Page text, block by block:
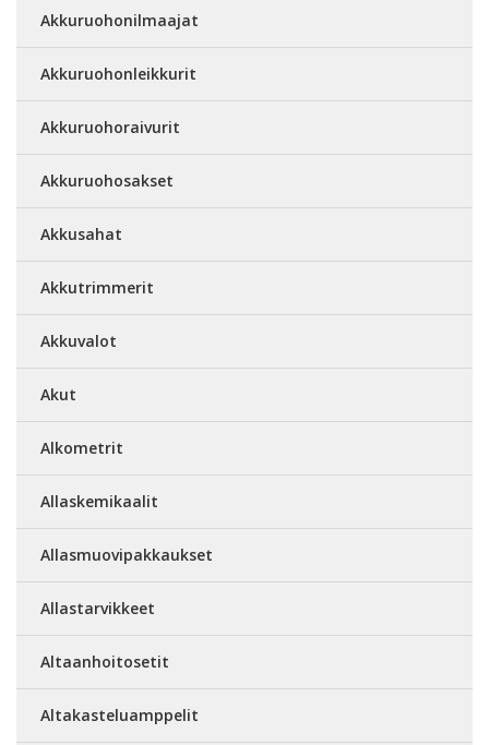
Akkuruohonilmaajat
Akkuruohonleikkurit
Akkuruohoraivurit
Akkuruohosakset
Akkusahat
Akkutrimmerit
Akkuvalot
Akut
Alkometrit
Allaskemikaalit
Allasmuovipakkaukset
Allastarvikkeet
Altaanhoitosetit
Altakasteluamppelit